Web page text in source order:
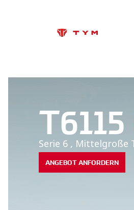
Serie 6 , Mittelgroße
ANGEBOT ANFORDERN